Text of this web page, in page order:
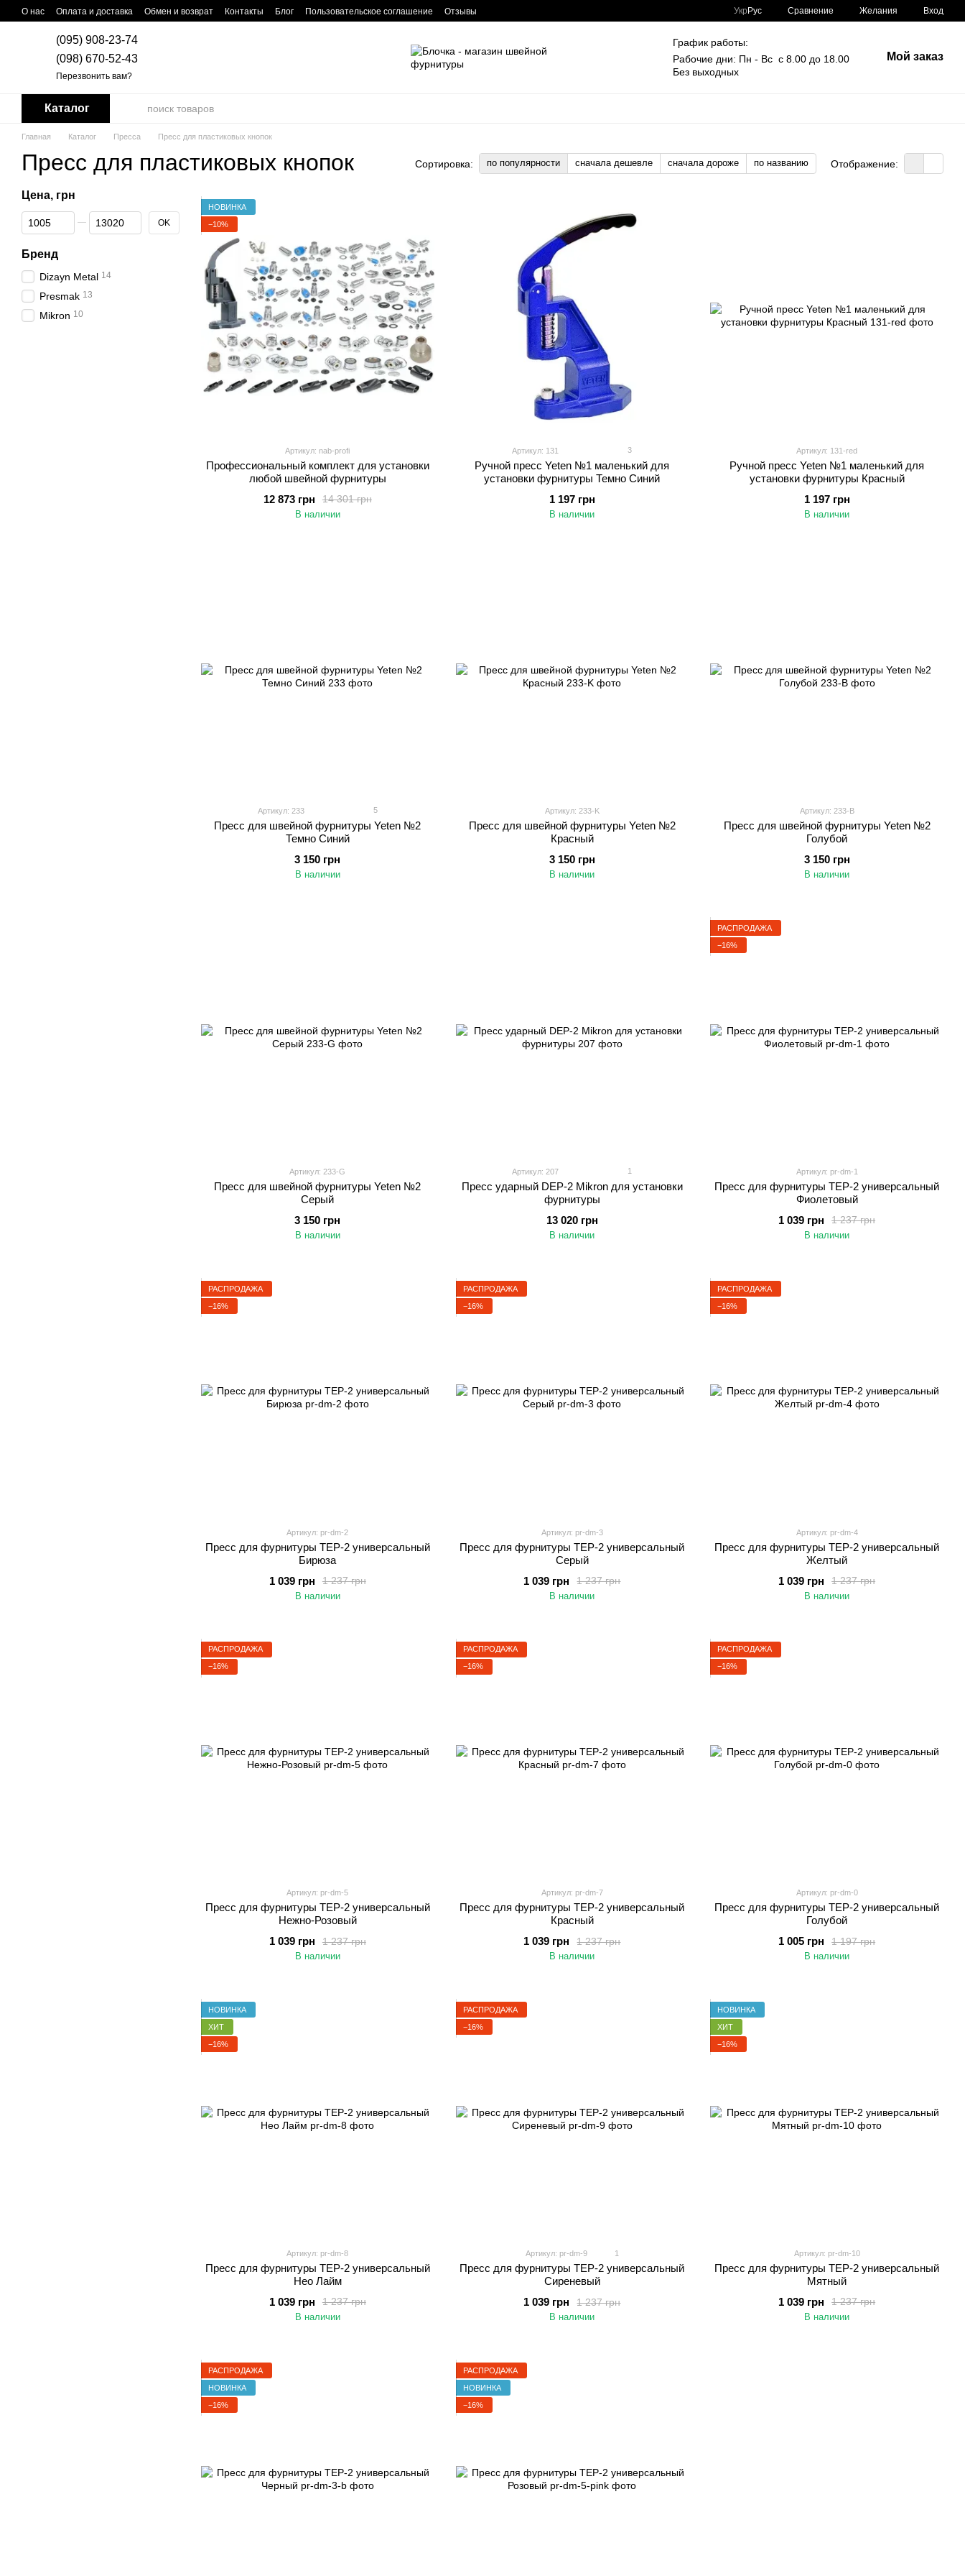
Перейти к основному контенту
О нас Оплата и доставка Обмен и возврат Контакты Блог Пользовательское соглашение Отзывы Укр Рус Сравнение Желания Вход
(095) 908-23-74
(098) 670-52-43
Перезвонить вам?
График работы:
Рабочие дни: Пн - Вс с 8.00 до 18.00
Без выходных
Мой заказ
Каталог
Главная Каталог Пресса Пресс для пластиковых кнопок
Пресс для пластиковых кнопок Сортировка: по популярности сначала дешевле сначала дороже по названию Отображение:
НОВИНКА
−10%
Артикул: nab-profi
Профессиональный комплект для установки
любой швейной фурнитуры
14 301 грн
12 873 грн
В наличии
Артикул: 131 3
Ручной пресс Yeten №1 маленький для
установки фурнитуры Темно Синий
1 197 грн
В наличии
Артикул: 131-red
Ручной пресс Yeten №1 маленький для
установки фурнитуры Красный
1 197 грн
В наличии
Артикул: 233 5
Пресс для швейной фурнитуры Yeten №2
Темно Синий
3 150 грн
В наличии
Артикул: 233-K
Пресс для швейной фурнитуры Yeten №2
Красный
3 150 грн
В наличии
Артикул: 233-B
Пресс для швейной фурнитуры Yeten №2
Голубой
3 150 грн
В наличии
Артикул: 233-G
Пресс для швейной фурнитуры Yeten №2
Серый
3 150 грн
В наличии
Артикул: 207 1
Пресс ударный DEP-2 Mikron для установки
фурнитуры
13 020 грн
В наличии
РАСПРОДАЖА
−16%
Артикул: pr-dm-1
Пресс для фурнитуры TEP-2 универсальный
Фиолетовый
1 237 грн
1 039 грн
В наличии
РАСПРОДАЖА
−16%
Артикул: pr-dm-2
Пресс для фурнитуры TEP-2 универсальный
Бирюза
1 237 грн
1 039 грн
В наличии
РАСПРОДАЖА
−16%
Артикул: pr-dm-3
Пресс для фурнитуры TEP-2 универсальный
Серый
1 237 грн
1 039 грн
В наличии
РАСПРОДАЖА
−16%
Артикул: pr-dm-4
Пресс для фурнитуры TEP-2 универсальный
Желтый
1 237 грн
1 039 грн
В наличии
РАСПРОДАЖА
−16%
Артикул: pr-dm-5
Пресс для фурнитуры TEP-2 универсальный
Нежно-Розовый
1 237 грн
1 039 грн
В наличии
РАСПРОДАЖА
−16%
Артикул: pr-dm-7
Пресс для фурнитуры TEP-2 универсальный
Красный
1 237 грн
1 039 грн
В наличии
РАСПРОДАЖА
−16%
Артикул: pr-dm-0
Пресс для фурнитуры TEP-2 универсальный
Голубой
1 197 грн
1 005 грн
В наличии
НОВИНКА
ХИТ
−16%
Артикул: pr-dm-8
Пресс для фурнитуры TEP-2 универсальный
Нео Лайм
1 237 грн
1 039 грн
В наличии
РАСПРОДАЖА
−16%
Артикул: pr-dm-9 1
Пресс для фурнитуры TEP-2 универсальный
Сиреневый
1 237 грн
1 039 грн
В наличии
НОВИНКА
ХИТ
−16%
Артикул: pr-dm-10
Пресс для фурнитуры TEP-2 универсальный
Мятный
1 237 грн
1 039 грн
В наличии
РАСПРОДАЖА
НОВИНКА
−16%
РАСПРОДАЖА
НОВИНКА
−16%
Цена, грн
От Цена, грн
До Цена, грн OK
Бренд
Dizayn Metal 14
Presmak 13
Mikron 10